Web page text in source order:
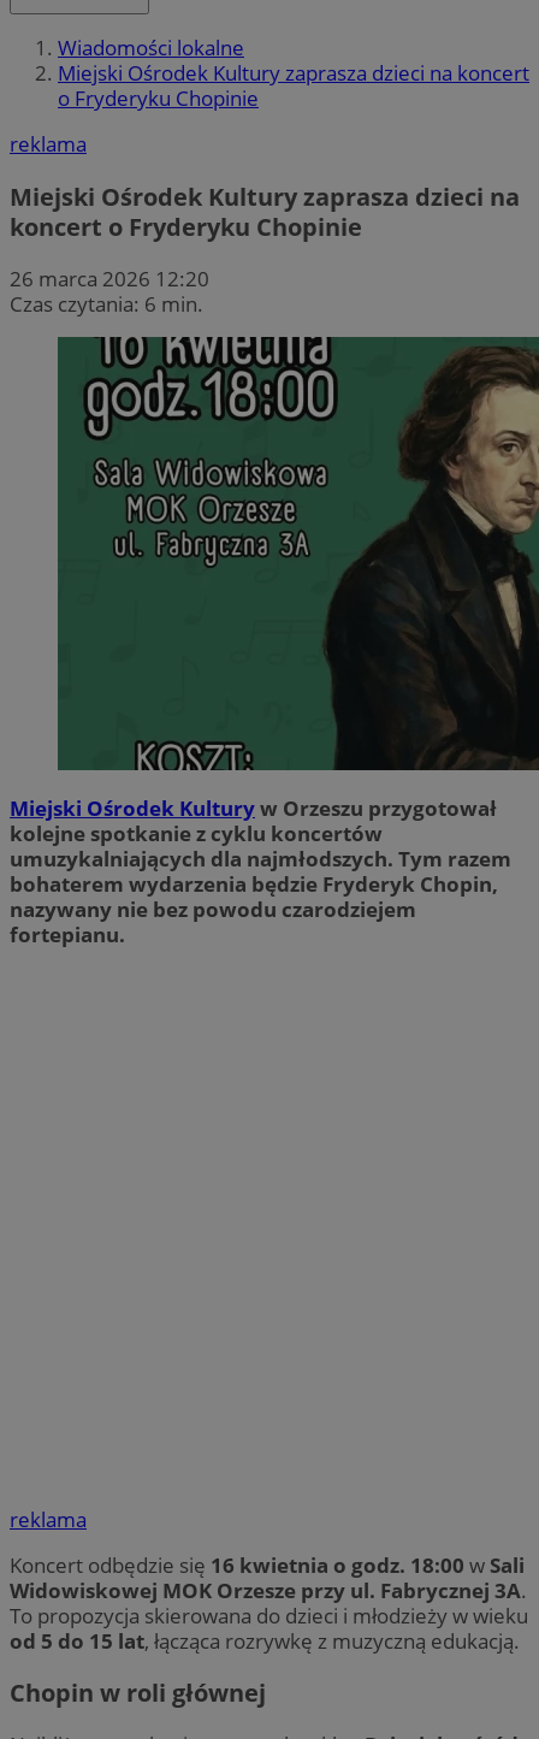
Wiadomości lokalne
Miejski Ośrodek Kultury zaprasza dzieci na koncert
o Fryderyku Chopinie
reklama
Miejski Ośrodek Kultury zaprasza dzieci na
koncert o Fryderyku Chopinie
26 marca 2026 12:20
Czas czytania: 6 min.
Miejski Ośrodek Kulturyw Orzeszu przygotował
kolejne spotkanie z cyklu koncertów
umuzykalniających dla najmłodszych. Tym razem
bohaterem wydarzenia będzie Fryderyk Chopin,
nazywany nie bez powodu czarodziejem
fortepianu.
reklama
Koncert odbędzie się 16 kwietnia o godz. 18:00 w Sali
Widowiskowej MOK Orzesze przy ul. Fabrycznej 3A.
To propozycja skierowana do dzieci i młodzieży w wieku
od 5 do 15 lat, łącząca rozrywkę z muzyczną edukacją.
Chopin w roli głównej